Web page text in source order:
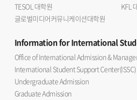
TESOL 대학원
KFL
글로벌미디어커뮤니케이션대학원
Informationfor International
Office of International Admission &
International Student Support Center(ISSC)
Undergraduate Admission
Graduate Admission